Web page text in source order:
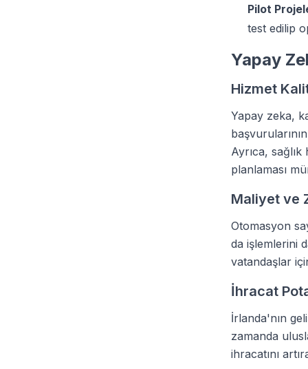
Pilot
test edilip
Yapay
Hizmet
Yapay zeka,
Ayrıca,
planlaması
Maliyet ve
Otomasyon
da işlemlerini
vatandaşlar
İhracat
İrlanda'nın
zamanda
ihracatını